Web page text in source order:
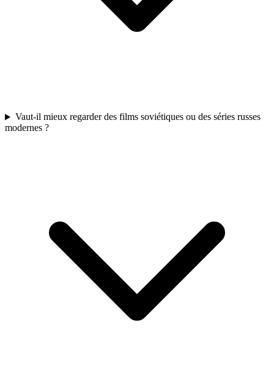
Vaut-il mieux regarder des films soviétiques ou des séries russes
modernes ?